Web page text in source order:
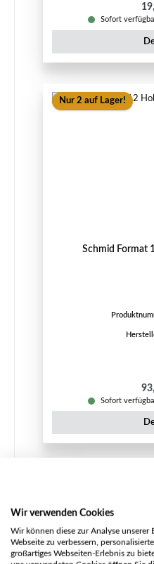
Sofort
Nur 2 auf Lager!
Schmid Format
Sofort
Wir verwenden Cookies
Wir können diese zur Analyse unserer
Webseite zu verbessern,
großartiges Webseiten-Erlebnis zu